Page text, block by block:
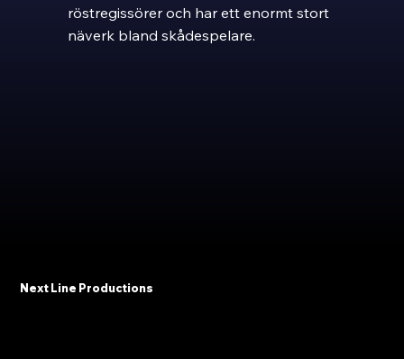
röstregissörer och har ett enormt stort
näverk bland skådespelare.
Next Line Productions